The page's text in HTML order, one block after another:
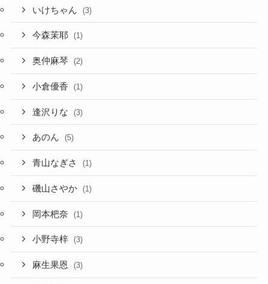
いけちゃん (3)
今森茉耶 (1)
奥仲麻琴 (2)
小倉優香 (1)
逢沢りな (3)
あのん (5)
青山なぎさ (1)
磯山さやか (1)
岡本杷奈 (1)
小野寺梓 (3)
麻生果恩 (3)